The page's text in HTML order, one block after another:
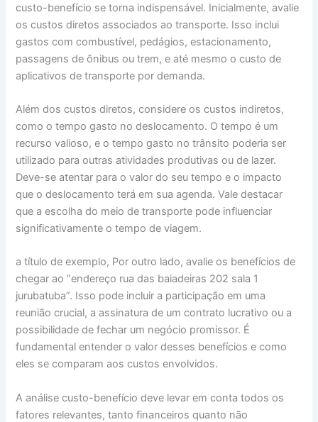
custo-benefício se torna indispensável. Inicialmente, avalie
os custos diretos associados ao transporte. Isso inclui
gastos com combustível, pedágios, estacionamento,
passagens de ônibus ou trem, e até mesmo o custo de
aplicativos de transporte por demanda.
Além dos custos diretos, considere os custos indiretos,
como o tempo gasto no deslocamento. O tempo é um
recurso valioso, e o tempo gasto no trânsito poderia ser
utilizado para outras atividades produtivas ou de lazer.
Deve-se atentar para o valor do seu tempo e o impacto
que o deslocamento terá em sua agenda. Vale destacar
que a escolha do meio de transporte pode influenciar
significativamente o tempo de viagem.
a título de exemplo, Por outro lado, avalie os benefícios de
chegar ao “endereço rua das baiadeiras 202 sala 1
jurubatuba”. Isso pode incluir a participação em uma
reunião crucial, a assinatura de um contrato lucrativo ou a
possibilidade de fechar um negócio promissor. É
fundamental entender o valor desses benefícios e como
eles se comparam aos custos envolvidos.
A análise custo-benefício deve levar em conta todos os
fatores relevantes, tanto financeiros quanto não